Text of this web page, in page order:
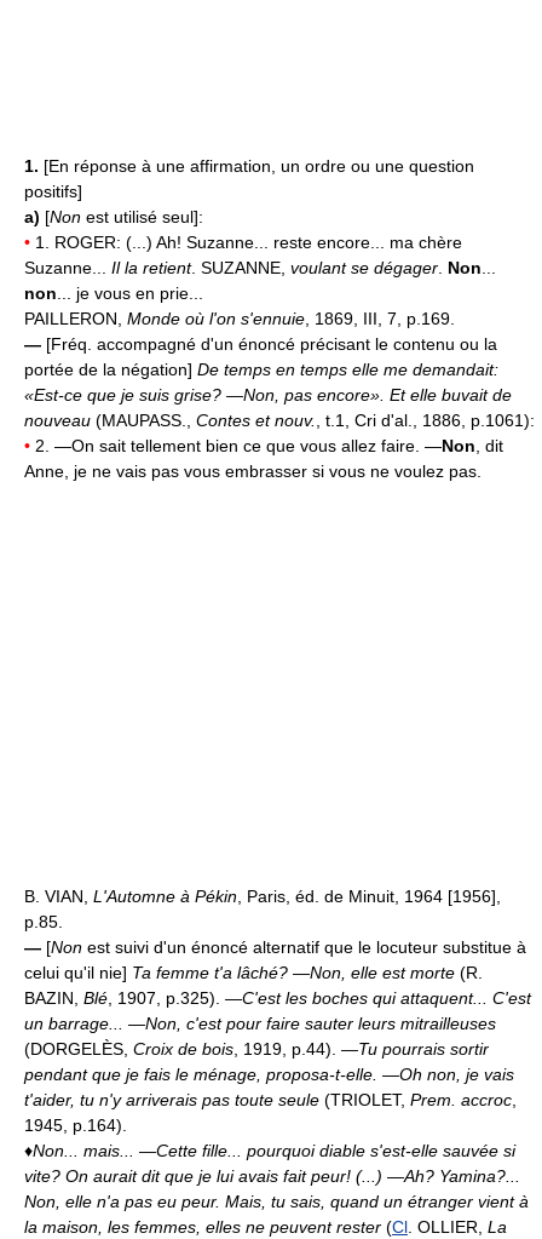
1. [En réponse à une affirmation, un ordre ou une question
positifs]
a) [Non est utilisé seul]:
• 1. ROGER: (...) Ah! Suzanne... reste encore... ma chère
Suzanne... Il la retient. SUZANNE, voulant se dégager. Non...
non... je vous en prie...
PAILLERON, Monde où l'on s'ennuie, 1869, III, 7, p.169.
— [Fréq. accompagné d'un énoncé précisant le contenu ou la
portée de la négation] De temps en temps elle me demandait:
«Est-ce que je suis grise? —Non, pas encore». Et elle buvait de
nouveau (MAUPASS., Contes et nouv., t.1, Cri d'al., 1886, p.1061):
• 2. —On sait tellement bien ce que vous allez faire. —Non, dit
Anne, je ne vais pas vous embrasser si vous ne voulez pas.
B. VIAN, L'Automne à Pékin, Paris, éd. de Minuit, 1964 [1956],
p.85.
— [Non est suivi d'un énoncé alternatif que le locuteur substitue à
celui qu'il nie] Ta femme t'a lâché? —Non, elle est morte (R.
BAZIN, Blé, 1907, p.325). —C'est les boches qui attaquent... C'est
un barrage... —Non, c'est pour faire sauter leurs mitrailleuses
(DORGELÈS, Croix de bois, 1919, p.44). —Tu pourrais sortir
pendant que je fais le ménage, proposa-t-elle. —Oh non, je vais
t'aider, tu n'y arriverais pas toute seule (TRIOLET, Prem. accroc,
1945, p.164).
♦Non... mais... —Cette fille... pourquoi diable s'est-elle sauvée si
vite? On aurait dit que je lui avais fait peur! (...) —Ah? Yamina?...
Non, elle n'a pas eu peur. Mais, tu sais, quand un étranger vient à
la maison, les femmes, elles ne peuvent rester (Cl. OLLIER, La